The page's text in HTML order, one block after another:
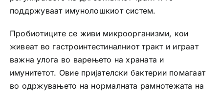
поддржуваат имунолошкиот систем.
Пробиотиците се живи микроорганизми, кои
живеат во гастроинтестиналниот тракт и играат
важна улога во варењето на храната и
имунитетот. Овие пријателски бактерии помагаат
во одржувањето на нормалната рамнотежата на